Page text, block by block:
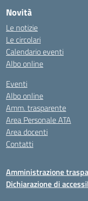
Novità
Le notizie
Le circolari
Calendario eventi
Albo online
Eventi
Albo online
Amm. trasparente
Area Personale ATA
Area docenti
Contatti
Amministrazione
Dichiarazione di